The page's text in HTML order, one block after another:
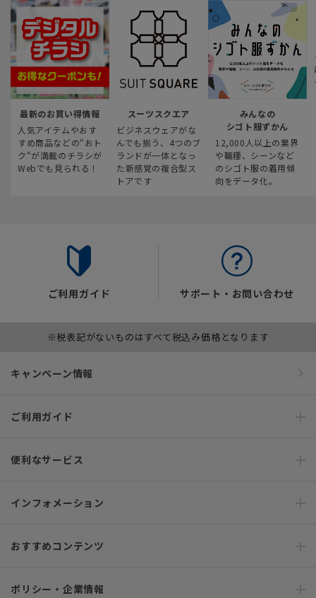
最新のお買い得情報
人気アイテムやおす
すめ商品などの“おト
ク“が満載のチラシが
Webでも見られる！
スーツスクエア
ビジネスウェアがな
んでも揃う、4つのブ
ランドが一体となっ
た新感覚の複合型ス
トアです
みんなの
シゴト服ずかん
12,000人以上の業界
や職種、シーンなど
のシゴト服の着用傾
向をデータ化。
ご利用ガイド サポート・お問い合わせ
※税表記がないものはすべて税込み価格となります
キャンペーン情報
ご利用ガイド
便利なサービス
インフォメーション
おすすめコンテンツ
ポリシー・企業情報